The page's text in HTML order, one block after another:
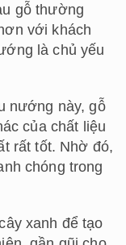
gỗ thường
với khách
là chủ yếu
nướng này, gỗ
của chất liệu
rất tốt. Nhờ đó,
chóng trong
xanh để tạo